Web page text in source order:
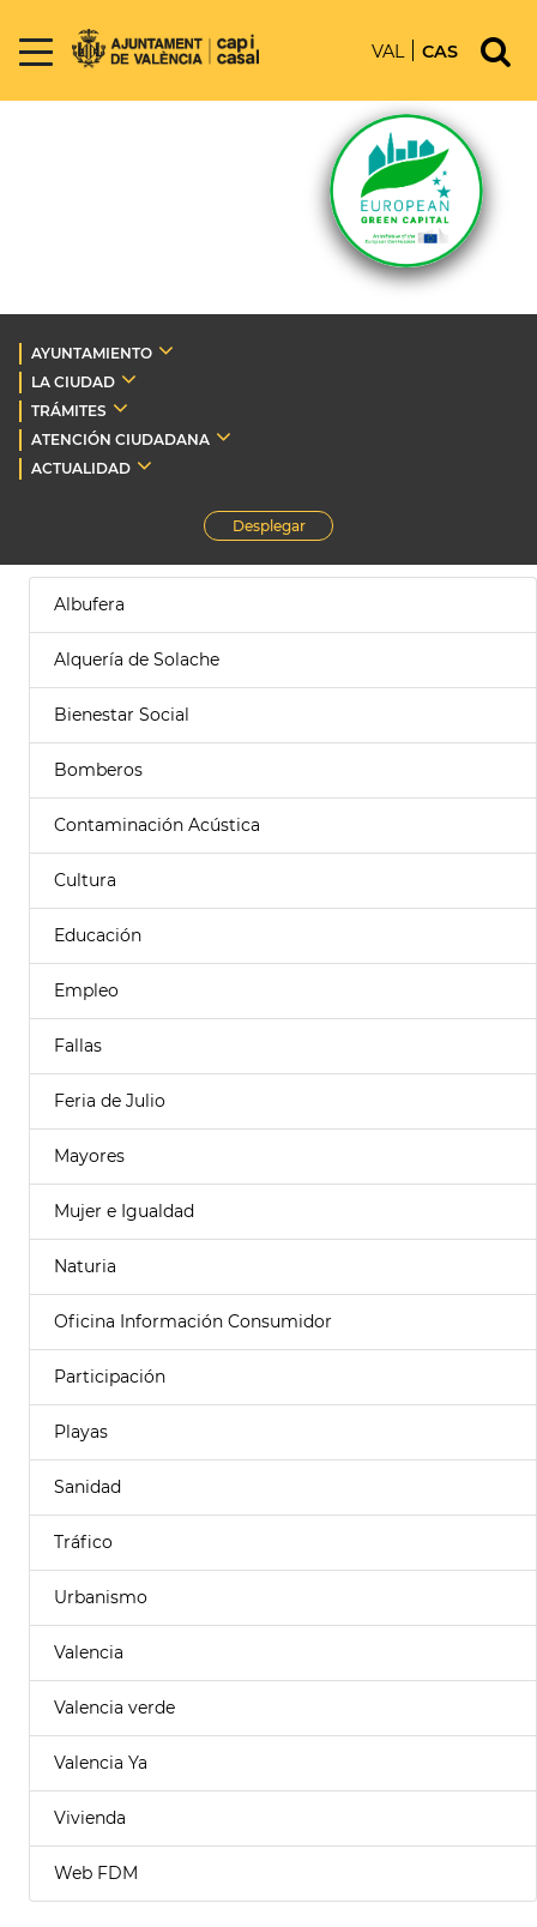
VAL CAS
AYUNTAMIENTO
LA CIUDAD
TRÁMITES
ATENCIÓN CIUDADANA
ACTUALIDAD
Desplegar
Albufera
Alquería de Solache
Bienestar Social
Bomberos
Contaminación Acústica
Cultura
Educación
Empleo
Fallas
Feria de Julio
Mayores
Mujer e Igualdad
Naturia
Oficina Información Consumidor
Participación
Playas
Sanidad
Tráfico
Urbanismo
Valencia
Valencia verde
Valencia Ya
Vivienda
Web FDM